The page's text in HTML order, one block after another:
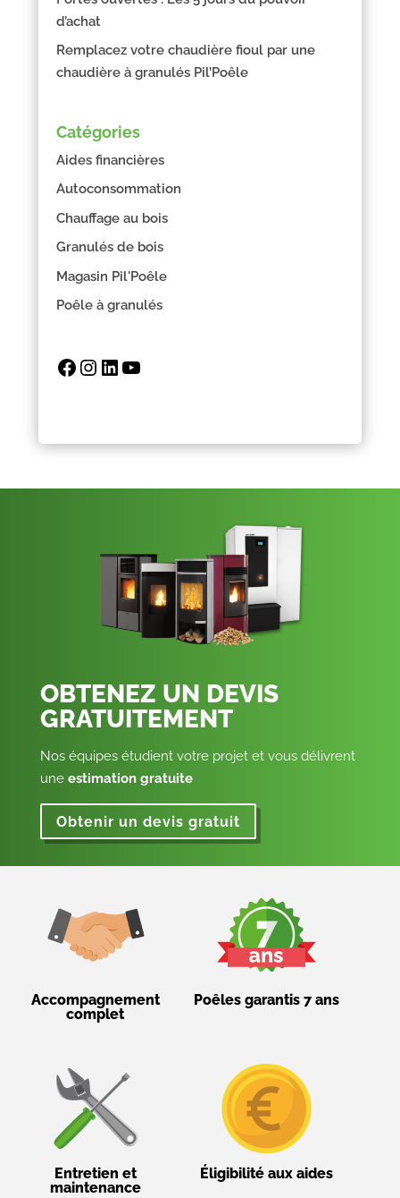
d’achat
Remplacez votre chaudière fioul par une
chaudière à granulés Pil’Poêle
Catégories
Aides financières
Autoconsommation
Chauffage au bois
Granulés de bois
Magasin Pil'Poêle
Poêle à granulés
Facebook
Instagram
LinkedIn
OBTENEZ UN DEVIS
GRATUITEMENT
Nos équipes étudient votre projet et vous délivrent
une estimation gratuite
Obtenir un devis gratuit
Accompagnement
complet
Poêles garantis 7 ans
Entretien et
maintenance
Éligibilité aux aides